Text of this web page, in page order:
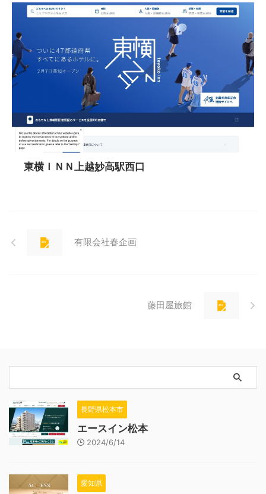
東横ＩＮＮ上越妙高駅西口
有限会社春企画
藤田屋旅館
長野県松本市
エースイン松本
2024/6/14
愛知県